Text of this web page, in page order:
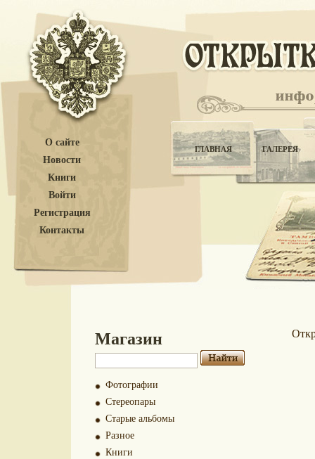
О сайте
Новости
Книги
Войти
Регистрация
Контакты
ГЛАВНАЯ ГАЛЕРЕЯ
Магазин
Фотографии
Стереопары
Старые альбомы
Разное
Книги